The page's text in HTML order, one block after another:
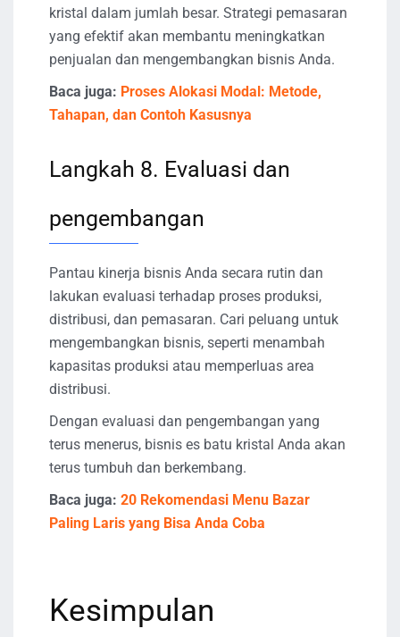
kristal dalam jumlah besar. Strategi pemasaran
yang efektif akan membantu meningkatkan
penjualan dan mengembangkan bisnis Anda.
Baca juga: Proses Alokasi Modal: Metode,
Tahapan, dan Contoh Kasusnya
Langkah 8. Evaluasi dan
pengembangan
Pantau kinerja bisnis Anda secara rutin dan
lakukan evaluasi terhadap proses produksi,
distribusi, dan pemasaran. Cari peluang untuk
mengembangkan bisnis, seperti menambah
kapasitas produksi atau memperluas area
distribusi.
Dengan evaluasi dan pengembangan yang
terus menerus, bisnis es batu kristal Anda akan
terus tumbuh dan berkembang.
Baca juga: 20 Rekomendasi Menu Bazar
Paling Laris yang Bisa Anda Coba
Kesimpulan